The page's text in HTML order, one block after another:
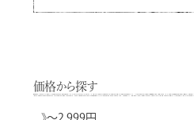
価格から探す